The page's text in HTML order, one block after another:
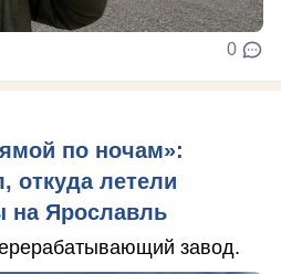
0
по ночам»:
откуда летели
на Ярославль
завод.